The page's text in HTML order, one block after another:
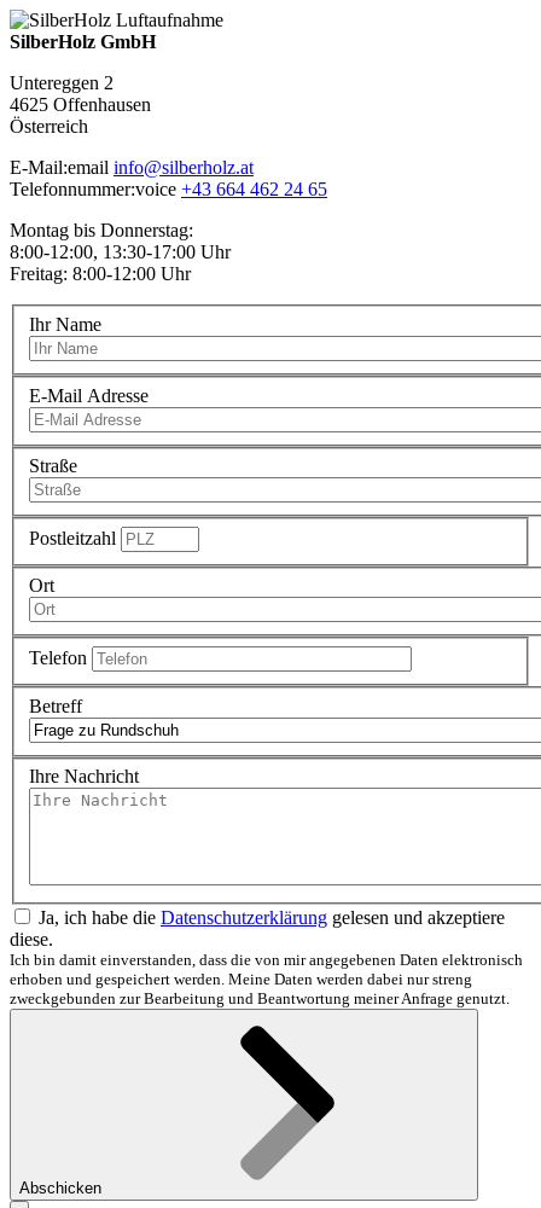
SilberHolz GmbH
Untereggen 2
4625 Offenhausen
Österreich
E-Mail:email info@silberholz.at
Telefonnummer:voice +43 664 462 24 65
Montag bis Donnerstag:
8:00-12:00, 13:30-17:00 Uhr
Freitag: 8:00-12:00 Uhr
Ihr Name
E-Mail Adresse
Straße
Postleitzahl
Ort
Telefon
Betreff
Ihre Nachricht
Ja, ich habe die Datenschutzerklärung gelesen und akzeptiere
diese.
Ich bin damit einverstanden, dass die von mir angegebenen Daten elektronisch
erhoben und gespeichert werden. Meine Daten werden dabei nur streng
zweckgebunden zur Bearbeitung und Beantwortung meiner Anfrage genutzt.
Abschicken